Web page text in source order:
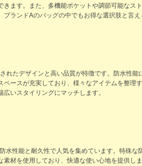
ます。また、多機能ポケットや調節可能なス
ランドAのバッグの中でもお得な選択肢と言え
れたデザインと高い品質が特徴です。防水性
ペースが充実しており、様々なアイテムを整理
いスタイリングにマッチします。
水性能と耐久性で人気を集めています。特殊な
材を使用しており、快適な使い心地を提供し